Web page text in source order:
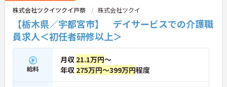
株式会社ツクイツクイ戸祭 株式会社ツクイ
【栃木県／宇都宮市】 デイサービスでの介護職
員求人＜初任者研修以上＞
給料
月収 21.1万円～
年収 275万円～399万円程度